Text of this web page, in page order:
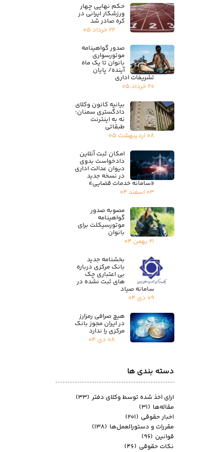
دسته بندی ها
حکم نهایی چهار
ورزشکار ایرانی در
کره صادر شد
۲۲ خرداد ۰۵
صدور گواهینامه
موتورسواری
بانوان تا یک ماه
آینده/ پایان
تشریفات اداری
۲۰ خرداد ۰۵
بیانیه کانون وکلای
دادگستری سمنان؛
نه به اینترنت
طبقاتی
۰۸ اردیبهشت ۰۵
امکان ثبت آنلاین
دادخواست بدوی
دیوان عدالت اداری
در نسخه جدید
«سامانه خدمات قضایی»
۰۳ اسفند ۰۴
مصوبه صدور
گواهینامه
موتورسیکلت برای
بانوان
۲۱ بهمن ۰۴
بخشنامه جدید
بانک مرکزی درباره
بی اعتباری چک
های ثبت نشده در
سامانه صیاد
۰۹ دی ۰۴
هیچ صرافی رمزارز
در ایران مجوز بانک
مرکزی را ندارد
۰۸ دی ۰۴
ارای اخذ شده توسط وکلای دفتر (۳۳)
مقاله‌ها (۳۱)
اخبار حقوقی (۲۰۱)
مقررات و دستورالعمل‌ها (۱۳۸)
قوانین (۹۶)
نکات حقوقی (۴۶)